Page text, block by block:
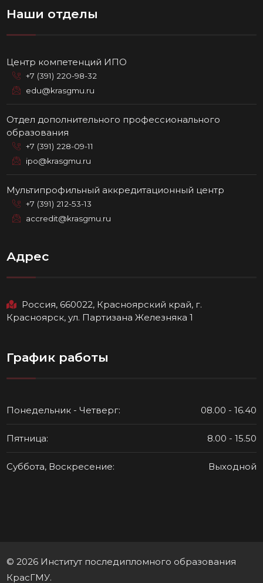
Наши отделы
Центр компетенций ИПО
+7 (391) 220-98-32
edu@krasgmu.ru
Отдел дополнительного профессионального
образования
+7 (391) 228-09-11
ipo@krasgmu.ru
Мультипрофильный аккредитационный центр
+7 (391) 212-53-13
accredit@krasgmu.ru
Адрес
Россия, 660022, Красноярский край, г.
Красноярск, ул. Партизана Железняка 1
График работы
Понедельник - Четверг: 08.00 - 16.40
Пятница: 8.00 - 15.50
Суббота, Воскресение: Выходной
© 2026 Институт последипломного образования
КрасГМУ.